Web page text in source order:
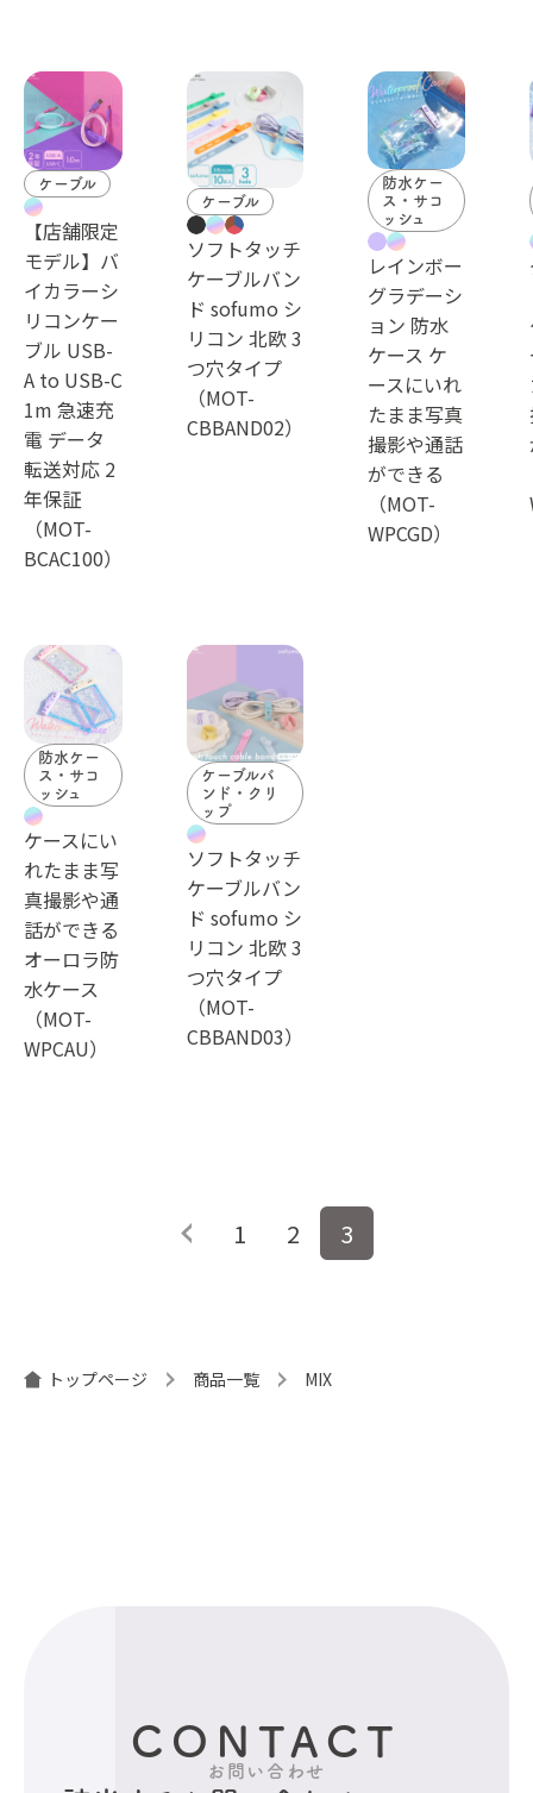
ケーブル
【店舗限定
モデル】バ
イカラーシ
リコンケー
ブル USB-
A to USB-C
1m 急速充
電 データ
転送対応 2
年保証
（MOT-
BCAC100）
ケーブル
ソフトタッチ
ケーブルバン
ド sofumo シ
リコン 北欧 3
つ穴タイプ
（MOT-
CBBAND02）
防水ケー
ス・サコ
ッシュ
レインボー
グラデーシ
ョン 防水
ケース ケ
ースにいれ
たまま写真
撮影や通話
ができる
（MOT-
WPCGD）
防水ケー
ス・サコ
ッシュ
ケースにい
れたまま写
真撮影や通
話ができる
オーロラ防
水ケース
（MOT-
WPCAU）
ケーブルバ
ンド・クリ
ップ
ソフトタッチ
ケーブルバン
ド sofumo シ
リコン 北欧 3
つ穴タイプ
（MOT-
CBBAND03）
ー
1 2 3
トップページ 商品一覧 MIX
CONTACT
お問い合わせ